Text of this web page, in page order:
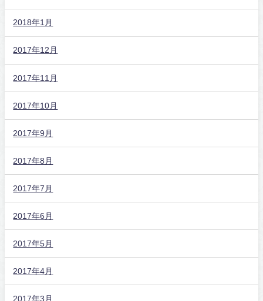
2018年1月
2017年12月
2017年11月
2017年10月
2017年9月
2017年8月
2017年7月
2017年6月
2017年5月
2017年4月
2017年3月